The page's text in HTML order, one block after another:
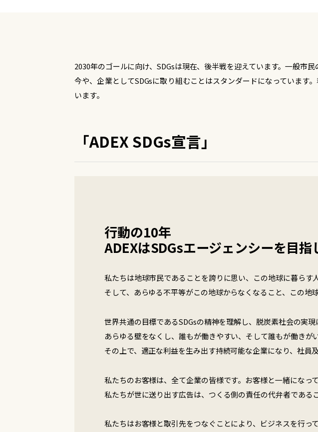
2030年のゴールに向け、SDGsは現在、後半戦を迎えています。一般市
今や、企業としてSDGsに取り組むことはスタンダードになっています
います。
「ADEX SDGs宣言」
行動の10年
ADEXはSDGsエージェンシーを目指
私たちは地球市民であることを誇りに思い、この地球に暮らす
そして、あらゆる不平等がこの地球からなくなること、この地
世界共通の目標であるSDGsの精神を理解し、脱炭素社会の実
あらゆる壁をなくし、誰もが働きやすい、そして誰もが働きが
その上で、適正な利益を生み出す持続可能な企業になり、社員
私たちのお客様は、全て企業の皆様です。お客様と一緒になっ
私たちが世に送り出す広告は、つくる側の責任の代弁者である
私たちはお客様と取引先をつなぐことにより、ビジネスを行っ